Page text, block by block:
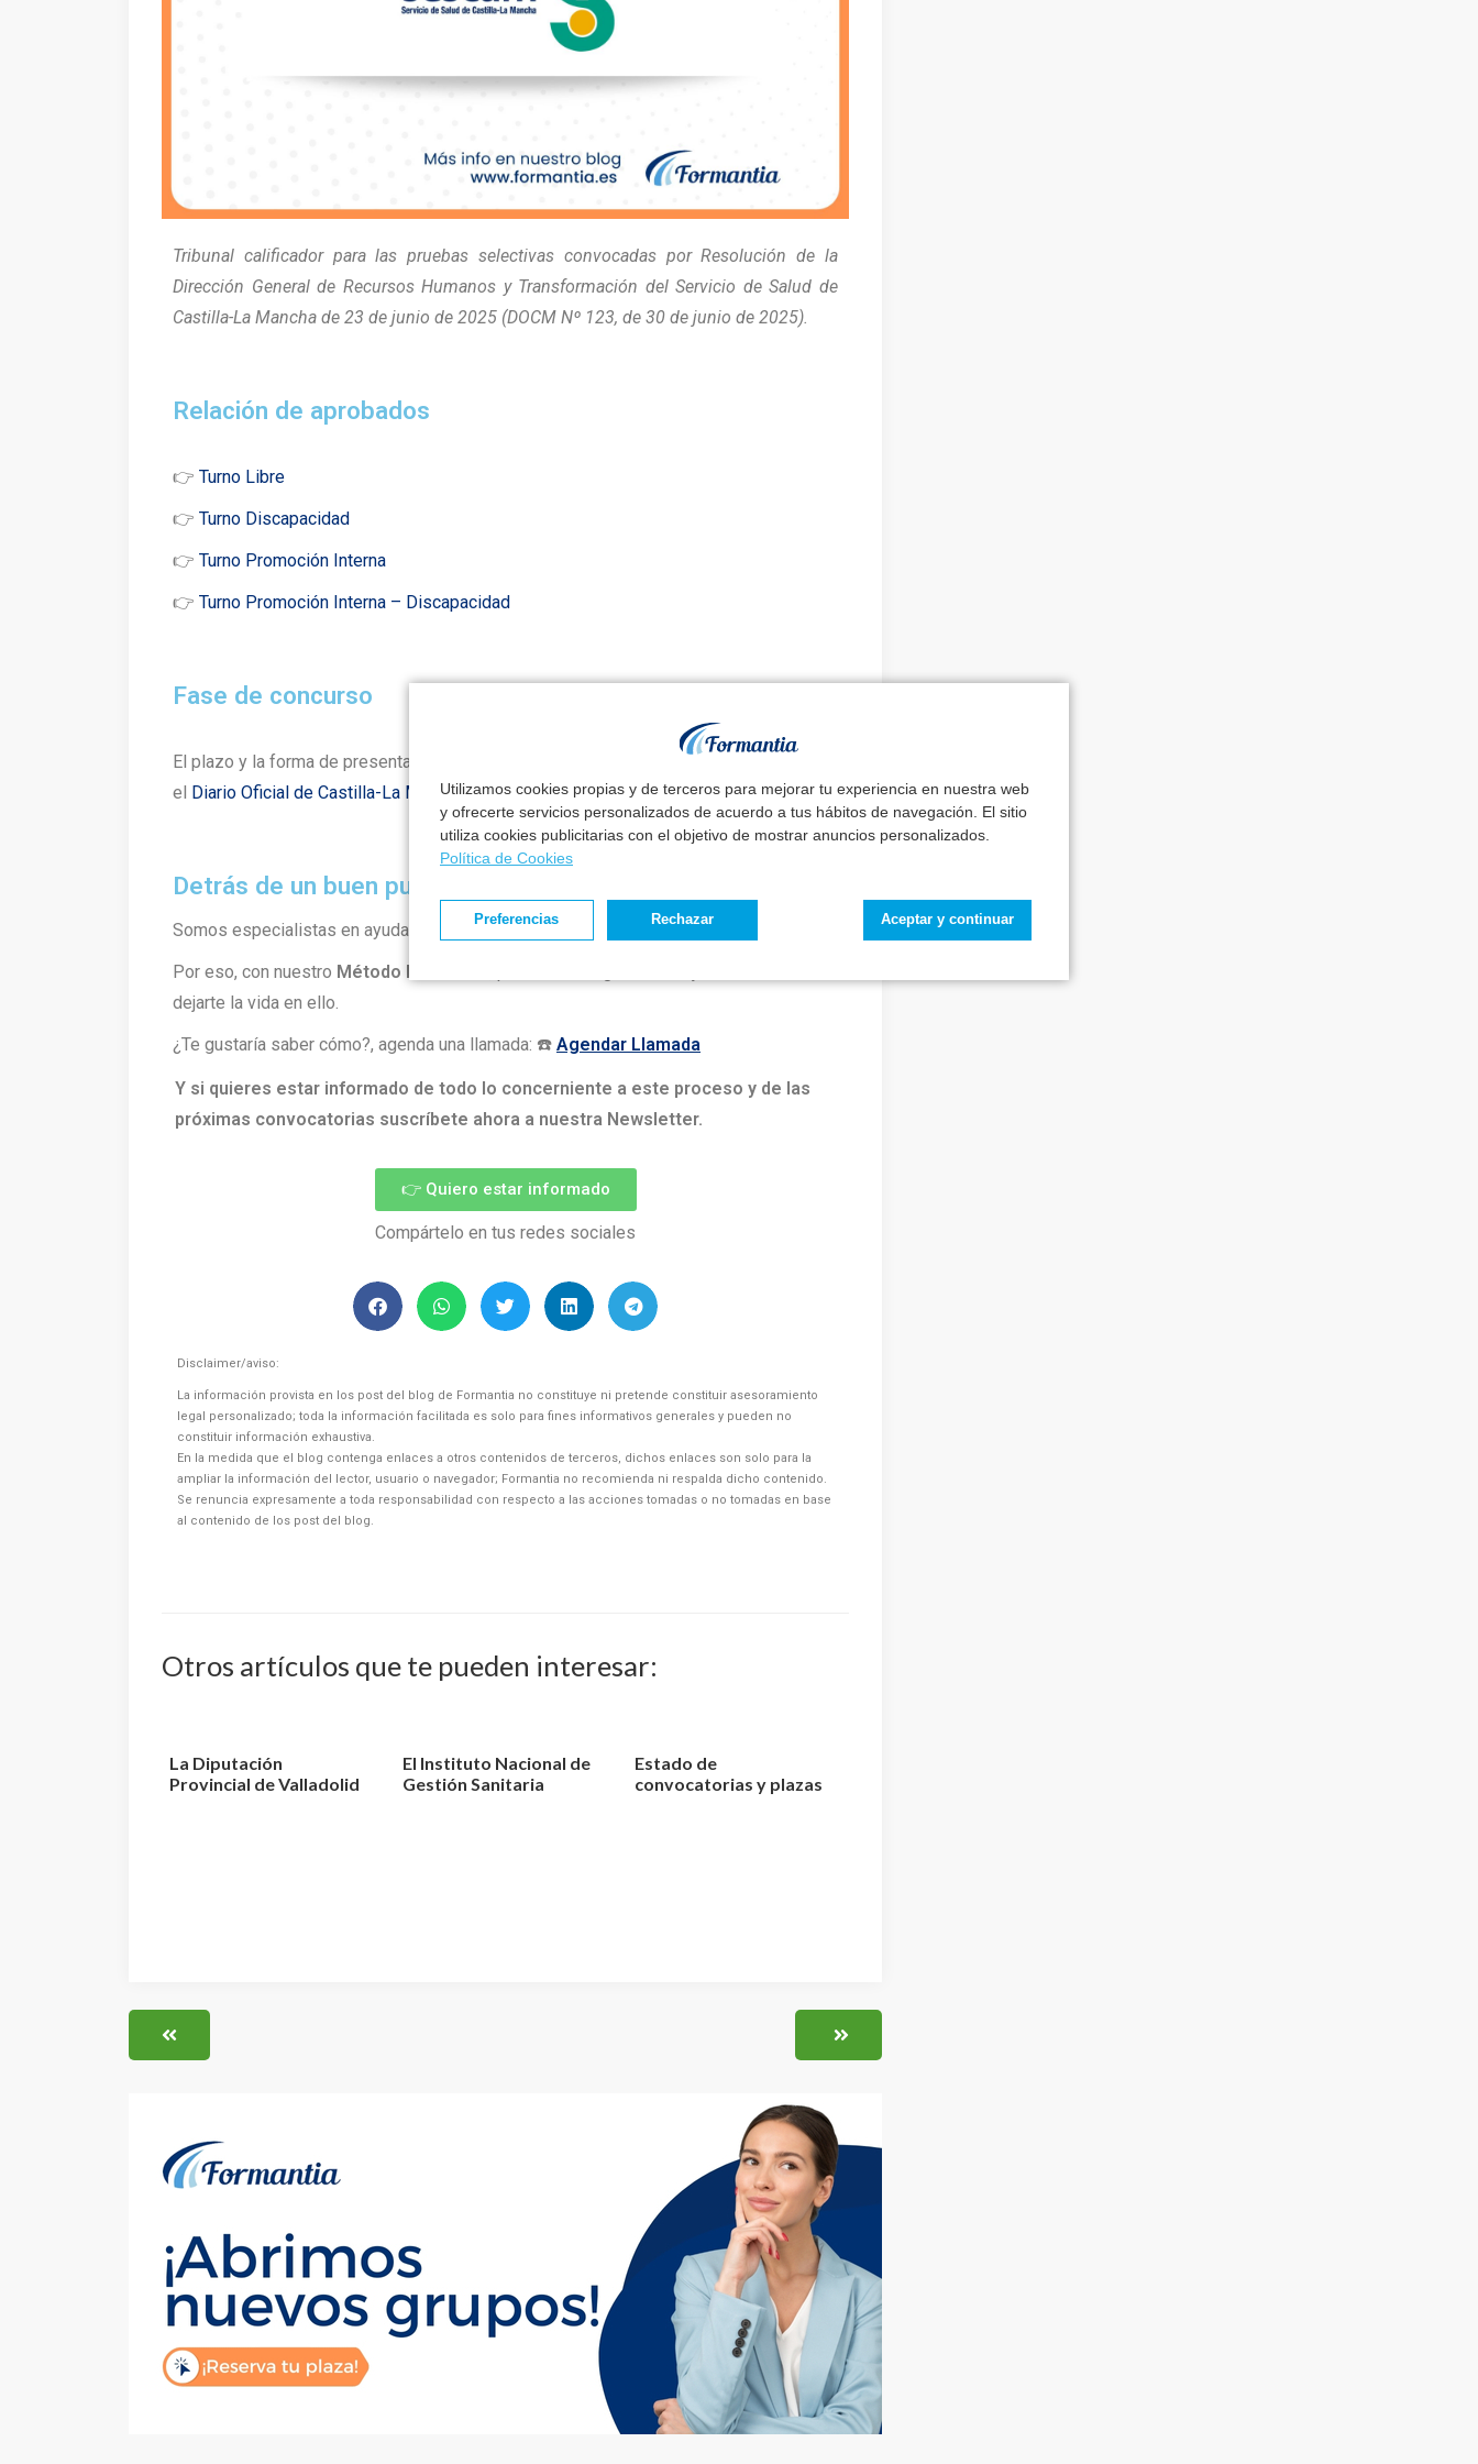
Utilizamos cookies propias y de terceros para mejorar tu experiencia en nuestra web
y ofrecerte servicios personalizados de acuerdo a tus hábitos de navegación. El sitio
utiliza cookies publicitarias con el objetivo de mostrar anuncios personalizados.
Política de Cookies
Aceptar y continuar
Rechazar
Preferencias
Tribunal calificador para las pruebas selectivas convocadas por Resolución de la
Dirección General de Recursos Humanos y Transformación del Servicio de Salud de
Castilla-La Mancha de 23 de junio de 2025 (DOCM Nº 123, de 30 de junio de 2025).
Relación de aprobados
👉 Turno Libre
👉 Turno Discapacidad
👉 Turno Promoción Interna
👉 Turno Promoción Interna – Discapacidad
Fase de concurso
El plazo y la forma de presentación de méritos de la fase de concurso se publicará en
el Diario Oficial de Castilla-La Manchay en lapágina web del SESCAM.
Detrás de un buen puesto hay un buen método
Somos especialistas en ayudarte a conseguir tus metas
sin renunciar a tu vida.
Por eso, con nuestro Método Formantia
dejarte la vida en ello.
¿Te gustaría saber cómo?, agenda una llamada: ☎️ Agendar Llamada
Y si quieres estar informado de todo lo concerniente a este proceso y de las
próximas convocatorias suscríbete ahora a nuestra Newsletter.
👉 Quiero estar informado
Compártelo en tus redes sociales
Disclaimer/aviso:
La información provista en los post del blog de Formantia no constituye ni pretende constituir asesoramiento
legal personalizado; toda la información facilitada es solo para fines informativos generales y pueden no
constituir información exhaustiva.
En la medida que el blog contenga enlaces a otros contenidos de terceros, dichos enlaces son solo para la
ampliar la información del lector, usuario o navegador; Formantia no recomienda ni respalda dicho contenido.
Se renuncia expresamente a toda responsabilidad con respecto a las acciones tomadas o no tomadas en base
al contenido de los post del blog.
Otros artículos que te pueden interesar:
La Diputación
Provincial de Valladolid
El Instituto Nacional de
Gestión Sanitaria
Estado de
convocatorias y plazas